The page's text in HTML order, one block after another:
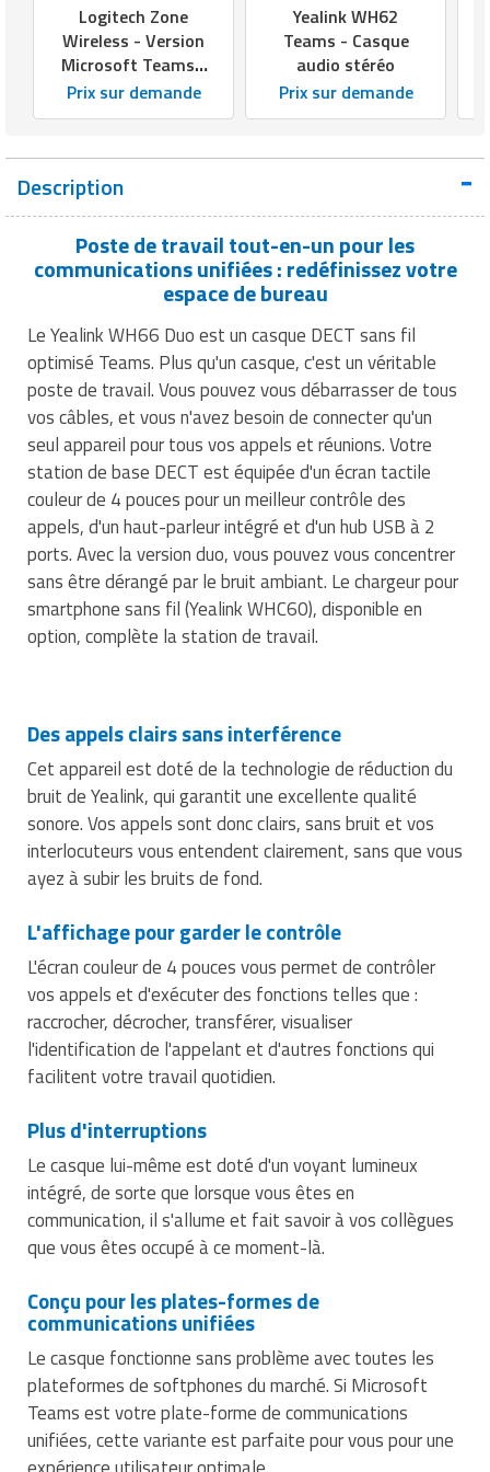
Mobilier fumeurs
Mobilier gabion
Mobilier pour cimetière
Mobilier urbain solaire
Panneaux brise vue
Ponton
Potelets et bornes urbaines
Protection arbres
Signalisation routière
Table de pique nique
Outillage jardin
Panneaux et affichages pour
magasin
Présentoirs pour magasin
Rasage pour homme
Rayonnages pour magasin
Robots de service
Sac shopping
Thermomètre de mesure
Ustensile cuisine professionnel
Vêtements personnalisés
Vitrines pour magasin
Matériel électrique
Mesure et contrôle
Outillage électrique
Pistolet professionnel
Portes industrielles
Sas de confinement
Signalétique industrielle
Tables pour atelier
Techniques
Traitement de l'air
Traitement des eaux
Trancheuse professionnelle
Tuyau flexible
Tuyau galvanisé
Tuyau renforcé
Panneaux et signalétiques de
nettoyage
Poubelles et portes sacs
Produits de nettoyage
professionnels
Produits pour lave vaisselle
Pulvérisateurs professionnels
Robots de nettoyage
Savons et soins du corps
Tapis de bureau
Tapis et caillebotis
Traitement des surfaces
Vestiaires et casiers
Equipement multisport
Equipement paintball
Equipement pour vélo
Equipement rugby
Equipement sport de combat
Equipement tennis
Equipement Tir à l'arc
Equipement Tir au fusil
Equipement volley ball
Equipements de football
Equipements de karting
Equipements pour patinage
Equipements pour stade et terrain
sportif
Jeu gymnique
Loisirs
Matériel de fitness
Matériel de musculation
Vêtement sportif
Machines à café professionnelles
Machines d'emballage alimentaire
Marmites professionnelles
Matériel boulangerie pâtisserie
Matériel découpe de cuisine
Matériel pizzeria
Matériels d'hygiène pour restaurant
Meuble inox de cuisine
Mixeurs et blenders professionnels
Mobilier self service
Pétrin professionnel
Piano de cuisson
Plats et plateaux
Présentoir pour restaurant
Réchaud professionnel
Réfrigérateur professionnel
Restauration foraine
Robinetterie professionnelle
Rôtisserie professionnelle
Sautause professionnelle
Table de cuisson professionnelle
Tables de préparation réfrigérées
Ustensile de cuisine
Vitrines réfrigérées
Menuiserie
Outillage BTP
Plafond
Protections murales
Réparation de sol
Sécurité du chantier
Signalisations de chantier
Tapis agricoles
Services juridiques
Téléphone portable
Téléphonie pour entreprise
Transport
Travaux agricoles
Travaux maison
Véhicules professionnels
Logitech Zone
Wireless - Version
Microsoft Teams -
Casque PC - IP /
Softphone
Prix sur demande
Yealink WH62
Teams - Casque
audio stéréo
Prix sur demande
Description
Poste de travail tout-en-un pour les
communications unifiées : redéfinissez votre
espace de bureau
Le Yealink WH66 Duo est un casque DECT sans fil
optimisé Teams. Plus qu'un casque, c'est un véritable
poste de travail. Vous pouvez vous débarrasser de tous
vos câbles, et vous n'avez besoin de connecter qu'un
seul appareil pour tous vos appels et réunions. Votre
station de base DECT est équipée d'un écran tactile
couleur de 4 pouces pour un meilleur contrôle des
appels, d'un haut-parleur intégré et d'un hub USB à 2
ports. Avec la version duo, vous pouvez vous concentrer
sans être dérangé par le bruit ambiant. Le chargeur pour
smartphone sans fil (Yealink WHC60), disponible en
option, complète la station de travail.
Des appels clairs sans interférence
Cet appareil est doté de la technologie de réduction du
bruit de Yealink, qui garantit une excellente qualité
sonore. Vos appels sont donc clairs, sans bruit et vos
interlocuteurs vous entendent clairement, sans que vous
ayez à subir les bruits de fond.
L'affichage pour garder le contrôle
L'écran couleur de 4 pouces vous permet de contrôler
vos appels et d'exécuter des fonctions telles que :
raccrocher, décrocher, transférer, visualiser
l'identification de l'appelant et d'autres fonctions qui
facilitent votre travail quotidien.
Plus d'interruptions
Le casque lui-même est doté d'un voyant lumineux
intégré, de sorte que lorsque vous êtes en
communication, il s'allume et fait savoir à vos collègues
que vous êtes occupé à ce moment-là.
Conçu pour les plates-formes de
communications unifiées
Le casque fonctionne sans problème avec toutes les
plateformes de softphones du marché. Si Microsoft
Teams est votre plate-forme de communications
unifiées, cette variante est parfaite pour vous pour une